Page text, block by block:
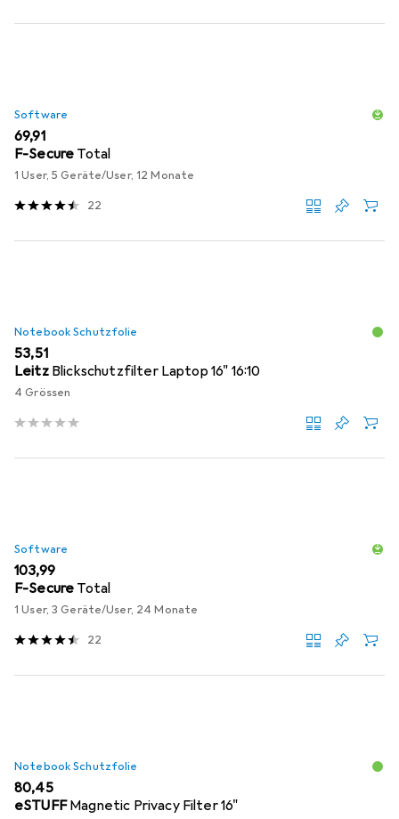
Software
EUR
69,91
F-Secure Total
1 User, 5 Geräte/User, 12 Monate
22
Notebook Schutzfolie
EUR
53,51
Leitz Blickschutzfilter Laptop 16" 16:10
4 Grössen
Software
EUR
103,99
F-Secure Total
1 User, 3 Geräte/User, 24 Monate
22
Notebook Schutzfolie
EUR
80,45
eSTUFF Magnetic Privacy Filter 16"